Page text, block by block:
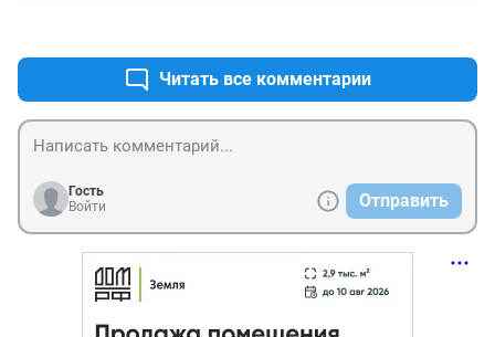
Читать все комментарии
Гость
Войти
Отправить